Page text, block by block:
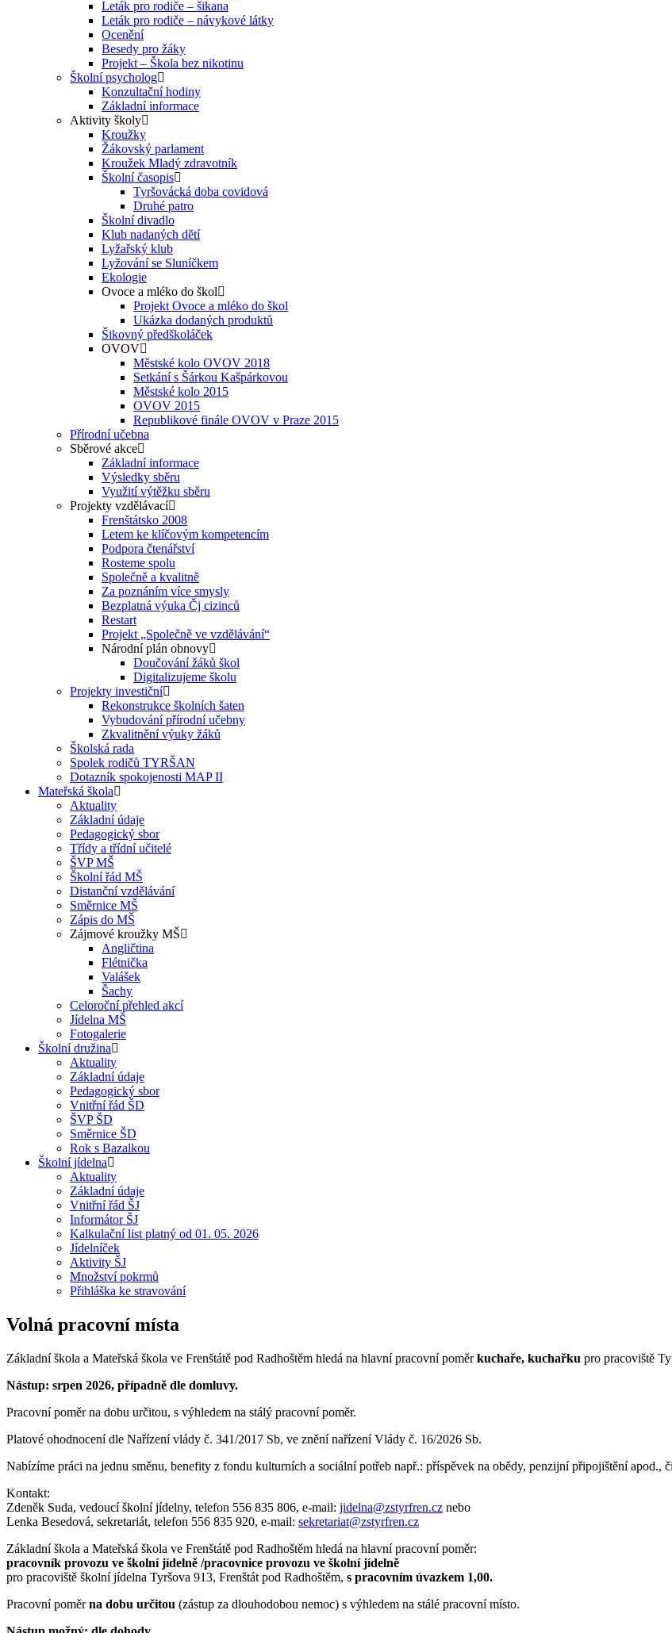
Leták pro rodiče – šikana
Leták pro rodiče – návykové látky
Ocenění
Besedy pro žáky
Projekt – Škola bez nikotinu
Školní psycholog
Konzultační hodiny
Základní informace
Aktivity školy
Kroužky
Žákovský parlament
Kroužek Mladý zdravotník
Školní časopis
Tyršovácká doba covidová
Druhé patro
Školní divadlo
Klub nadaných dětí
Lyžařský klub
Lyžování se Sluníčkem
Ekologie
Ovoce a mléko do škol
Projekt Ovoce a mléko do škol
Ukázka dodaných produktů
Šikovný předškoláček
OVOV
Městské kolo OVOV 2018
Setkání s Šárkou Kašpárkovou
Městské kolo 2015
OVOV 2015
Republikové finále OVOV v Praze 2015
Přírodní učebna
Sběrové akce
Základní informace
Výsledky sběru
Využití výtěžku sběru
Projekty vzdělávací
Frenštátsko 2008
Letem ke klíčovým kompetencím
Podpora čtenářství
Rosteme spolu
Společně a kvalitně
Za poznáním více smysly
Bezplatná výuka Čj cizinců
Restart
Projekt „Společně ve vzdělávání“
Národní plán obnovy
Doučování žáků škol
Digitalizujeme školu
Projekty investiční
Rekonstrukce školních šaten
Vybudování přírodní učebny
Zkvalitnění výuky žáků
Školská rada
Spolek rodičů TYRŠAN
Dotazník spokojenosti MAP II
Mateřská škola
Aktuality
Základní údaje
Pedagogický sbor
Třídy a třídní učitelé
ŠVP MŠ
Školní řád MŠ
Distanční vzdělávání
Směrnice MŠ
Zápis do MŠ
Zájmové kroužky MŠ
Angličtina
Flétnička
Valášek
Šachy
Celoroční přehled akcí
Jídelna MŠ
Fotogalerie
Školní družina
Aktuality
Základní údaje
Pedagogický sbor
Vnitřní řád ŠD
ŠVP ŠD
Směrnice ŠD
Rok s Bazalkou
Školní jídelna
Aktuality
Základní údaje
Vnitřní řád ŠJ
Informátor ŠJ
Kalkulační list platný od 01. 05. 2026
Jídelníček
Aktivity ŠJ
Množství pokrmů
Přihláška ke stravování
Volná pracovní místa
Základní škola a Mateřská škola ve Frenštátě pod Radhoštěm hledá na hlavní pracovní poměrkuchaře, kuchařku pro pracoviště
Nástup: srpen 2026, případně dle domluvy.
Pracovní poměr na dobu určitou, s výhledem na stálý pracovní poměr.
Platové ohodnocení dle Nařízení vlády č. 341/2017 Sb, ve znění nařízení Vlády č. 16/2026 Sb.
Nabízíme práci na jednu směnu, benefity z fondu kulturních a sociální potřeb např.: příspěvek na obědy, penzijní připojištění apod.,
Kontakt:
Zdeněk Suda, vedoucí školní jídelny, telefon 556 835 806, e-mail: jidelna@zstyrfren.cz nebo
Lenka Besedová, sekretariát, telefon 556 835 920, e-mail: sekretariat@zstyrfren.cz
Základní škola a Mateřská škola ve Frenštátě pod Radhoštěm hledá na hlavní pracovní poměr:
pracovník provozu ve školní jídelně /pracovnice provozu ve školní jídelně
pro pracoviště školní jídelna Tyršova 913, Frenštát pod Radhoštěm, s pracovním úvazkem 1,00.
Pracovní poměrna dobu určitou (zástup za dlouhodobou nemoc) s výhledem na stálé pracovní místo.